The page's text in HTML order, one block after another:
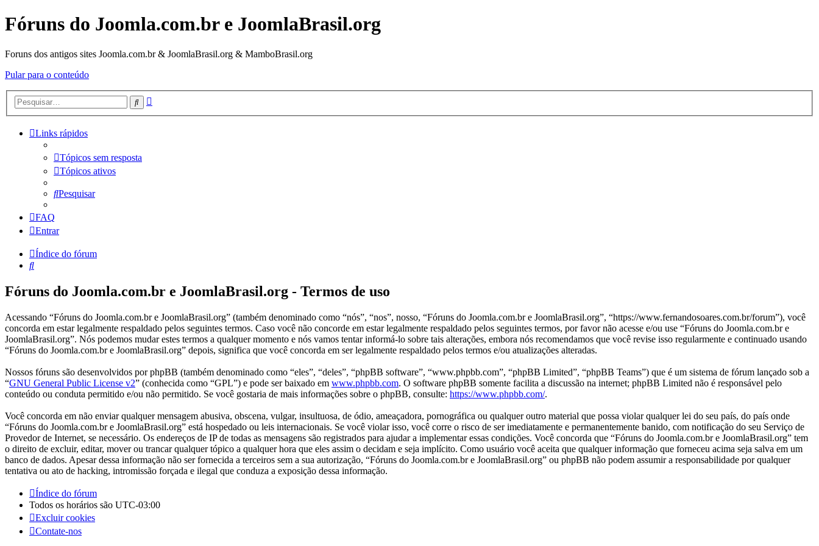
Fóruns do Joomla.com.br e JoomlaBrasil.org
Foruns dos antigos sites Joomla.com.br & JoomlaBrasil.org & MamboBrasil.org
Pular para o conteúdo
Pesquisar
Links rápidos
Tópicos sem resposta
Tópicos ativos
Pesquisar
FAQ
Entrar
Índice do fórum
Pesquisar
Fóruns do Joomla.com.br e JoomlaBrasil.org - Termos de uso
Acessando “Fóruns do Joomla.com.br e JoomlaBrasil.org” (também denominado como “nós”, “nos”, nosso, “Fóruns do Joomla.com.br e JoomlaBrasil.org”, “https://www.fernandosoares.com.br/forum”), você
concorda em estar legalmente respaldado pelos seguintes termos. Caso você não concorde em estar legalmente respaldado pelos seguintes termos, por favor não acesse e/ou use “Fóruns do Joomla.com.br e
JoomlaBrasil.org”. Nós podemos mudar estes termos a qualquer momento e nós vamos tentar informá-lo sobre tais alterações, embora nós recomendamos que você revise isso regularmente e continuado usando
“Fóruns do Joomla.com.br e JoomlaBrasil.org” depois, significa que você concorda em ser legalmente respaldado pelos termos e/ou atualizações alteradas.
Nossos fóruns são desenvolvidos por phpBB (também denominado como “eles”, “deles”, “phpBB software”, “www.phpbb.com”, “phpBB Limited”, “phpBB Teams”) que é um sistema de fórum lançado sob a
“GNU General Public License v2” (conhecida como “GPL”) e pode ser baixado em www.phpbb.com. O software phpBB somente facilita a discussão na internet; phpBB Limited não é responsável pelo
conteúdo ou conduta permitido e/ou não permitido. Se você gostaria de mais informações sobre o phpBB, consulte: https://www.phpbb.com/.
Você concorda em não enviar qualquer mensagem abusiva, obscena, vulgar, insultuosa, de ódio, ameaçadora, pornográfica ou qualquer outro material que possa violar qualquer lei do seu país, do país onde
“Fóruns do Joomla.com.br e JoomlaBrasil.org” está hospedado ou leis internacionais. Se você violar isso, você corre o risco de ser imediatamente e permanentemente banido, com notificação do seu Serviço de
Provedor de Internet, se necessário. Os endereços de IP de todas as mensagens são registrados para ajudar a implementar essas condições. Você concorda que “Fóruns do Joomla.com.br e JoomlaBrasil.org” tem
o direito de excluir, editar, mover ou trancar qualquer tópico a qualquer hora que eles assim o decidam e seja implícito. Como usuário você aceita que qualquer informação que forneceu acima seja salva em um
banco de dados. Apesar dessa informação não ser fornecida a terceiros sem a sua autorização, “Fóruns do Joomla.com.br e JoomlaBrasil.org” ou phpBB não podem assumir a responsabilidade por qualquer
tentativa ou ato de hacking, intromissão forçada e ilegal que conduza a exposição dessa informação.
Índice do fórum
Todos os horários são UTC-03:00
Excluir cookies
Contate-nos